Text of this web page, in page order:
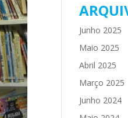
Junho 2025
Maio 2025
Abril 2025
Março 2025
Junho 2024